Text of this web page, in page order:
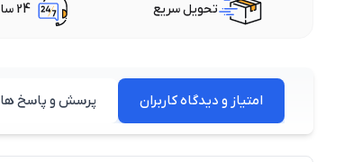
تحویل سریع 24 ساعته ، 7 روز هفته
امتیاز و دیدگاه کاربران پرسش و پاسخ ها